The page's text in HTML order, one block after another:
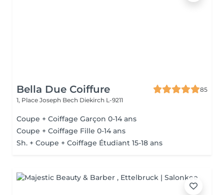
Bella Due Coiffure
85
1, Place Joseph Bech Diekirch L-9211
Coupe + Coiffage Garçon 0-14 ans
Coupe + Coiffage Fille 0-14 ans
Sh. + Coupe + Coiffage Étudiant 15-18 ans